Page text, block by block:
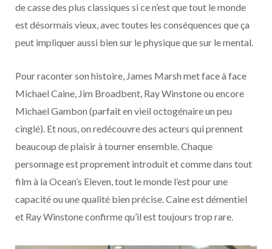
de casse des plus classiques si ce n’est que tout le monde
est désormais vieux, avec toutes les conséquences que ça
peut impliquer aussi bien sur le physique que sur le mental.
Pour raconter son histoire, James Marsh met face à face
Michael Caine, Jim Broadbent, Ray Winstone ou encore
Michael Gambon (parfait en vieil octogénaire un peu
cinglé). Et nous, on redécouvre des acteurs qui prennent
beaucoup de plaisir à tourner ensemble. Chaque
personnage est proprement introduit et comme dans tout
film à la Ocean’s Eleven, tout le monde l’est pour une
capacité ou une qualité bien précise. Caine est démentiel
et Ray Winstone confirme qu’il est toujours trop rare.